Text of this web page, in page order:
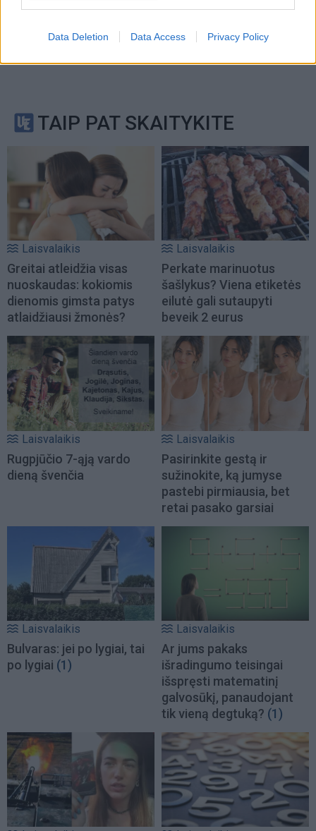
Data Deletion Data Access Privacy Policy
TAIP PAT SKAITYKITE
Laisvalaikis
Greitai atleidžia visas
nuoskaudas: kokiomis
dienomis gimsta patys
atlaidžiausi žmonės?
Laisvalaikis
Perkate marinuotus
šašlykus? Viena etiketės
eilutė gali sutaupyti
beveik 2 eurus
Laisvalaikis
Rugpjūčio 7-ąją vardo
dieną švenčia
Laisvalaikis
Pasirinkite gestą ir
sužinokite, ką jumyse
pastebi pirmiausia, bet
retai pasako garsiai
Laisvalaikis
Bulvaras: jei po lygiai, tai
po lygiai (1)
Laisvalaikis
Ar jums pakaks
išradingumo teisingai
išspręsti matematinį
galvosūkį, panaudojant
tik vieną degtuką? (1)